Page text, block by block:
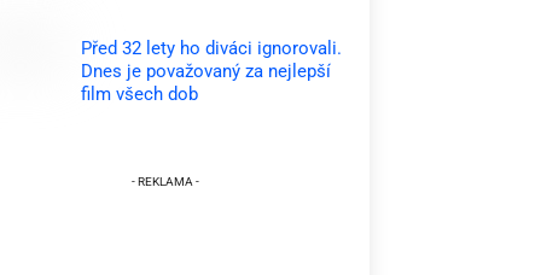
Před 32 lety ho diváci ignorovali.
Dnes je považovaný za nejlepší
film všech dob